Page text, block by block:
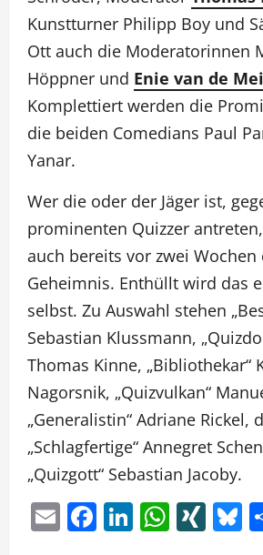
Kunstturner Philipp Boy und
Ott auch die Moderatorinnen
Höppner und Enie van de
Komplettiert werden die
die beiden Comedians Paul
Yanar.
Wer die oder der Jäger ist,
prominenten Quizzer
auch bereits vor zwei
Geheimnis. Enthüllt wird das
selbst. Zu Auswahl stehen
Sebastian Klussmann,
Thomas Kinne, „Bibliothekar“
Nagorsnik, „Quizvulkan“
„Generalistin“ Adriane Rickel,
„Schlagfertige“ Annegret
„Quizgott“ Sebastian Jacoby.
EmailFacebook
LinkedIn